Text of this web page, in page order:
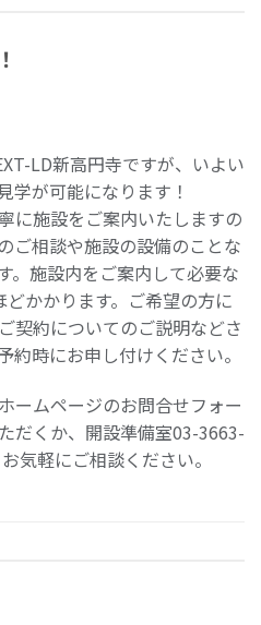
LD新高円寺ですが、いよい
学が可能になります！
に施設をご案内いたしますの
ご相談や施設の設備のことな
。施設内をご案内して必要な
かかります。ご希望の方に
契約についてのご説明などさ
時にお申し付けください。
ームページのお問合せフォー
だくか、開設準備室03-3663-
気軽にご相談ください。